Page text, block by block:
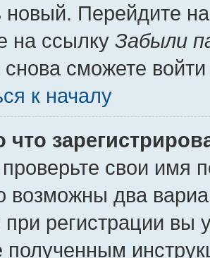
новый. Перейдите
на ссылку Забыли
снова сможете
к началу
что
свои имя
возможны два
при регистрации вы
полученным